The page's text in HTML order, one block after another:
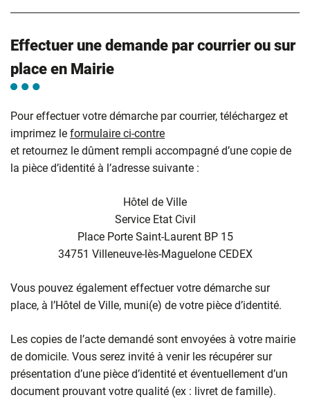
Effectuer une demande par courrier ou sur
place en Mairie
Pour effectuer votre démarche par courrier, téléchargez et
imprimez le formulaire ci-contre
et retournez le dûment rempli accompagné d’une copie de
la pièce d’identité à l’adresse suivante :
Hôtel de Ville
Service Etat Civil
Place Porte Saint-Laurent BP 15
34751 Villeneuve-lès-Maguelone CEDEX
Vous pouvez également effectuer votre démarche sur
place, à l’Hôtel de Ville, muni(e) de votre pièce d’identité.
Les copies de l’acte demandé sont envoyées à votre mairie
de domicile. Vous serez invité à venir les récupérer sur
présentation d’une pièce d’identité et éventuellement d’un
document prouvant votre qualité (ex : livret de famille).